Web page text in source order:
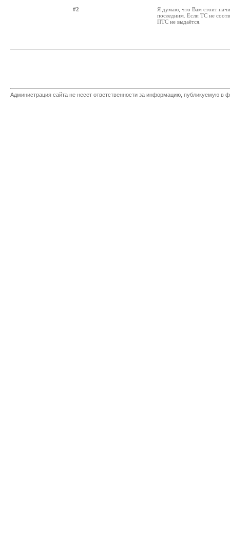
#2
Я думаю, что Вам стоит
последним. Если ТС не
ПТС не выдаётся.
Администрация сайта не несет ответственности за информацию, публикуемую